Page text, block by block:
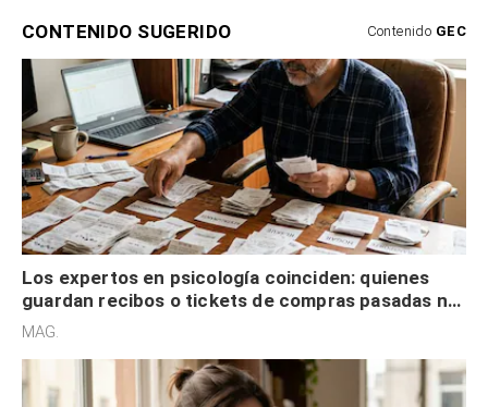
CONTENIDO SUGERIDO Contenido GEC
Los expertos en psicología coinciden: quienes
guardan recibos o tickets de compras pasadas no
son acumuladores, sino que tienen necesidad de
MAG.